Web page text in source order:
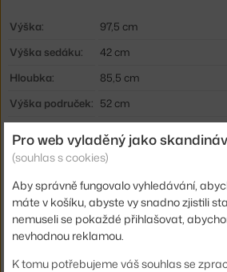
Výška:
97,5 cm
Výška sedáku:
42 cm
Hloubka:
85,5 cm
Výška područek: 52 cm
Hmotnost:
14 kg
Područky:
s područkami
Barva:
tmavě šedá
Materiál:
textilní potah, práškově
Sedák:
čalouněný
Pro web vyladěný jako
(souhlas s cookies)
Aby správně fungovalo vyhledávání,
máte v košíku, abyste vy snadno zjistili
nemuseli se pokaždé přihlašovat,
nevhodnou reklamou.
K tomu potřebujeme váš souhlas se